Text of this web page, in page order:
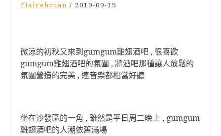
Clairehsuan / 2019-09-19
微涼的初秋又來到gumgum雞翅酒吧 , 很喜歡
gumgum雞翅酒吧的氛圍 , 將酒吧那種讓人放鬆的
氛圍營造的完美 , 連音樂都相當好聽
坐在沙發區的一角 , 雖然是平日周二晚上 , gumgum
雞翅酒吧的人潮依舊滿場